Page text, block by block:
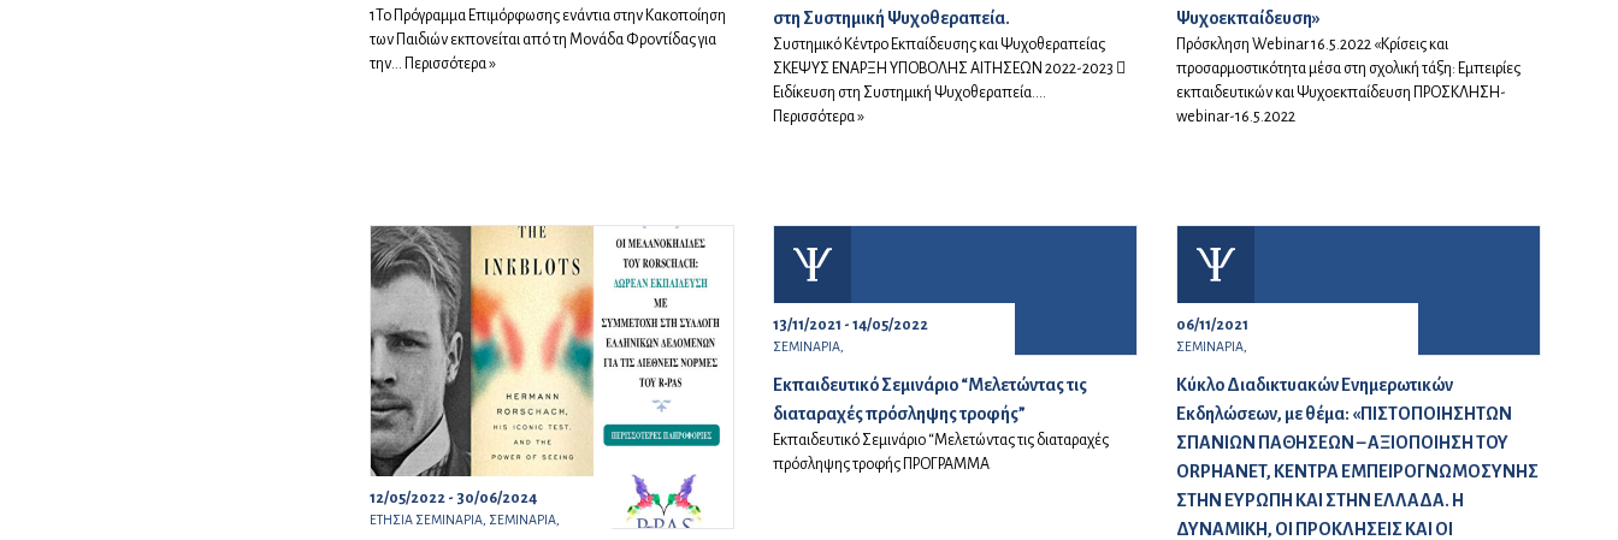
1Το Πρόγραμμα Επιμόρφωσης ενάντια στην Κακοποίηση
των Παιδιών εκπονείται από τη Μονάδα Φροντίδας για
την...
Περισσότερα »
στη Συστημική Ψυχοθεραπεία.
Συστημικό Κέντρο Εκπαίδευσης και Ψυχοθεραπείας
ΣΚΕΨΥΣ ΕΝΑΡΞΗ ΥΠΟΒΟΛΗΣ ΑΙΤΗΣΕΩΝ 2022-2023 
Ειδίκευση στη Συστημική Ψυχοθεραπεία....
Περισσότερα »
Ψυχοεκπαίδευση»
Πρόσκληση Webinar 16.5.2022 «Κρίσεις και
προσαρμοστικότητα μέσα στη σχολική τάξη: Εμπειρίες
εκπαιδευτικών και Ψυχοεκπαίδευση ΠΡΟΣΚΛΗΣΗ-
webinar-16.5.2022
12/05/2022 - 30/06/2024
ΕΤΗΣΙΑ ΣΕΜΙΝΑΡΙΑ, ΣΕΜΙΝΑΡΙΑ,
13/11/2021 - 14/05/2022
ΣΕΜΙΝΑΡΙΑ,
Eκπαιδευτικό Σεμινάριο “Μελετώντας τις
διαταραχές πρόσληψης τροφής”
Eκπαιδευτικό Σεμινάριο “Μελετώντας τις διαταραχές
πρόσληψης τροφής ΠΡΟΓΡΑΜΜΑ
06/11/2021
ΣΕΜΙΝΑΡΙΑ,
Κύκλο Διαδικτυακών Ενημερωτικών
Εκδηλώσεων, με θέμα: «ΠΙΣΤΟΠΟΙΗΣΗΤΩΝ
ΣΠΑΝΙΩΝ ΠΑΘΗΣΕΩΝ – ΑΞΙΟΠΟΙΗΣΗ ΤΟΥ
ORPHANET, ΚΕΝΤΡΑ ΕΜΠΕΙΡΟΓΝΩΜΟΣΥΝΗΣ
ΣΤΗΝ ΕΥΡΩΠΗ ΚΑΙ ΣΤΗΝ ΕΛΛΑΔΑ. Η
ΔΥΝΑΜΙΚΗ, ΟΙ ΠΡΟΚΛΗΣΕΙΣ ΚΑΙ ΟΙ